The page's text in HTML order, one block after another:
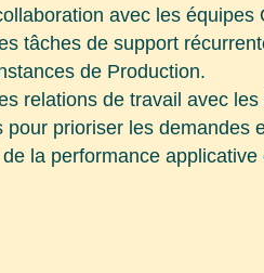
avec les équipes
tâches de support
de Production.
relations de travail avec
prioriser les
la performance